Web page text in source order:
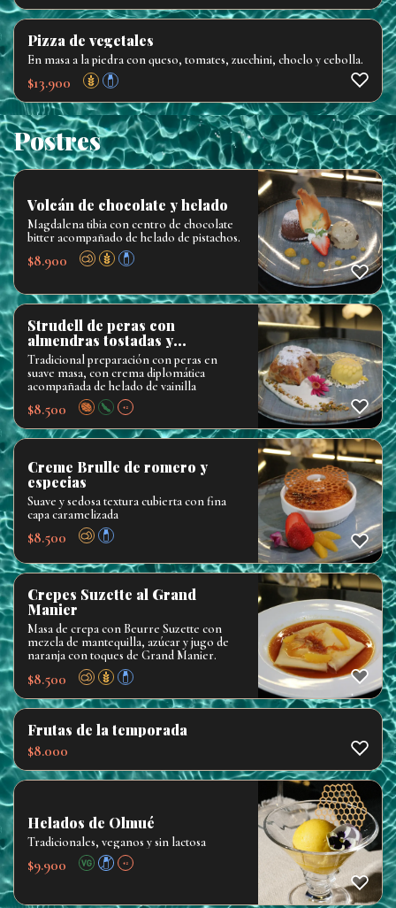
Pizza de vegetales
En masa a la piedra con queso, tomates, zucchini, choclo y cebolla.
$13.900
Postres
Volcán de chocolate y helado
Magdalena tibia con centro de chocolate
bitter acompañado de helado de pistachos.
$8.900
Strudell de peras con
almendras tostadas y
cranberry
Tradicional preparación con peras en
suave masa, con crema diplomática
acompañada de helado de vainilla
$8.500 +2
Creme Brulle de romero y
especias
Suave y sedosa textura cubierta con fina
capa caramelizada
$8.500
Crepes Suzette al Grand
Manier
Masa de crepa con Beurre Suzette con
mezcla de mantequilla, azúcar y jugo de
naranja con toques de Grand Manier.
$8.500
Frutas de la temporada
$8.000
Helados de Olmué
Tradicionales, veganos y sin lactosa
$9.900 +2